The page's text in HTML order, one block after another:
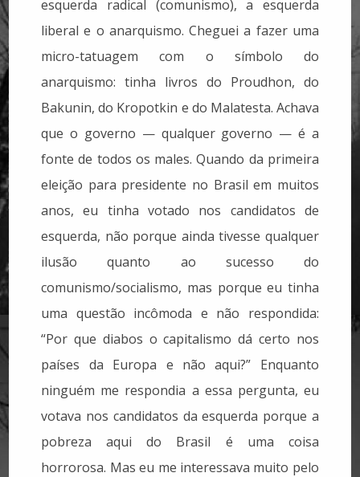
esquerda radical (comunismo), a esquerda
liberal e o anarquismo. Cheguei a fazer uma
micro-tatuagem com o símbolo do
anarquismo: tinha livros do Proudhon, do
Bakunin, do Kropotkin e do Malatesta. Achava
que o governo — qualquer governo — é a
fonte de todos os males. Quando da primeira
eleição para presidente no Brasil em muitos
anos, eu tinha votado nos candidatos de
esquerda, não porque ainda tivesse qualquer
ilusão quanto ao sucesso do
comunismo/socialismo, mas porque eu tinha
uma questão incômoda e não respondida:
“Por que diabos o capitalismo dá certo nos
países da Europa e não aqui?” Enquanto
ninguém me respondia a essa pergunta, eu
votava nos candidatos da esquerda porque a
pobreza aqui do Brasil é uma coisa
horrorosa. Mas eu me interessava muito pelo